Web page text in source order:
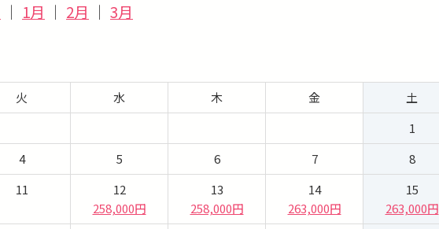
｜ 1月 ｜ 2月 ｜ 3月
火 水 木 金
土
1
4 5 6 7
8
11
12
258,000円
13
258,000円
14
263,000円
15
263,000円